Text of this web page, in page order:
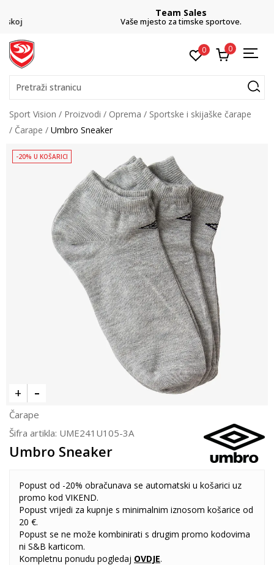
Team Sales
Vaše mjesto za timske sportove.
0 0
Pretraži stranicu
Sport Vision Proizvodi Oprema
Sportske i skijaške čarape
Čarape
Umbro Sneaker
-20% U KOŠARICI
Čarape
Šifra artikla: UME241U105-3A
Umbro Sneaker
Popust od -20% obračunava se automatski u košarici uz
promo kod VIKEND.
Popust vrijedi za kupnje s minimalnim iznosom košarice od
20 €.
Popust se ne može kombinirati s drugim promo kodovima
ni S&B karticom.
Kompletnu ponudu pogledaj OVDJE.